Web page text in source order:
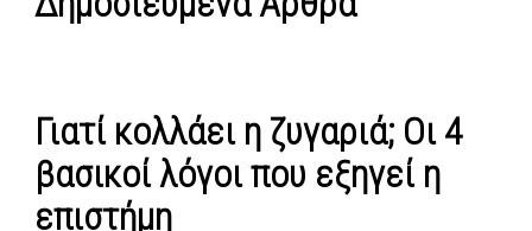
Γιατί ​κολλάει η ζυγαριά; Οι 4
βασικοί λόγοι που εξηγεί η
επιστήμη